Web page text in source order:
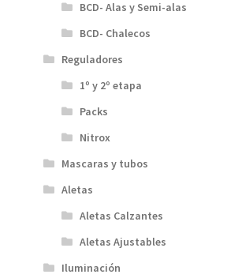
BCD- Alas y Semi-alas
BCD- Chalecos
Reguladores
1º y 2º etapa
Packs
Nitrox
Mascaras y tubos
Aletas
Aletas Calzantes
Aletas Ajustables
Iluminación